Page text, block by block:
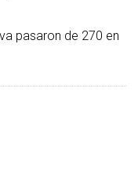
pasaron de 270 en